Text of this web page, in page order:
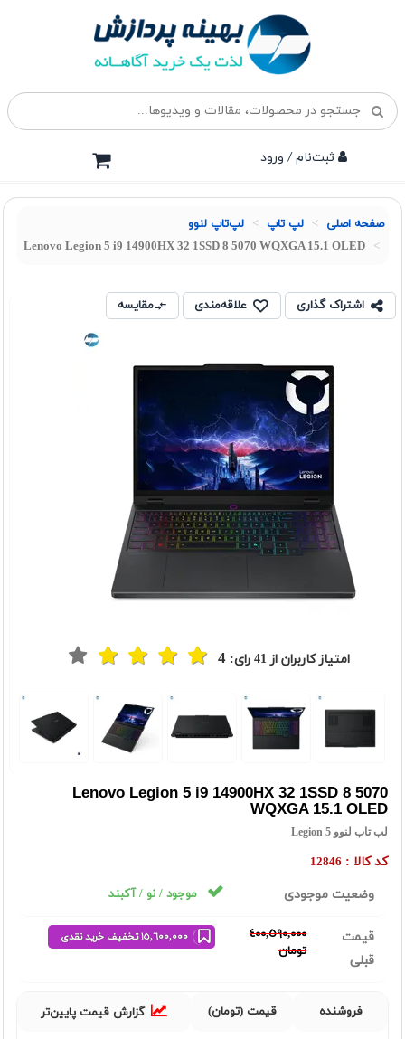
ثبت‌نام / ورود
صفحه اصلی لپ تاپ لپ‌تاپ لنوو
Lenovo Legion 5 i9 14900HX 32 1SSD 8 5070 WQXGA 15.1 OLED
اشتراک گذاری علاقه‌مندی مقایسه
امتیاز کاربران از41 رای: 4
Lenovo Legion 5 i9 14900HX 32 1SSD 8 5070
WQXGA 15.1 OLED
لپ تاپ لنوو Legion 5
کد کالا : 12846
وضعیت موجودی موجود / نو / آکبند
قیمت
قبلی
٤٠٠,٥٩٠,٠٠٠
تومان
فروشنده قیمت (تومان) گزارش قیمت پایین‌تر